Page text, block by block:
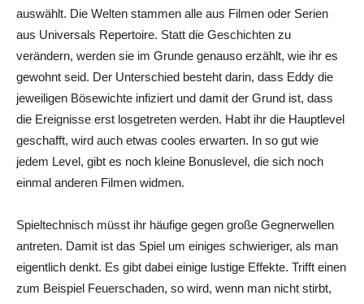
auswählt. Die Welten stammen alle aus Filmen oder Serien
aus Universals Repertoire. Statt die Geschichten zu
verändern, werden sie im Grunde genauso erzählt, wie ihr es
gewohnt seid. Der Unterschied besteht darin, dass Eddy die
jeweiligen Bösewichte infiziert und damit der Grund ist, dass
die Ereignisse erst losgetreten werden. Habt ihr die Hauptlevel
geschafft, wird auch etwas cooles erwarten. In so gut wie
jedem Level, gibt es noch kleine Bonuslevel, die sich noch
einmal anderen Filmen widmen.
Spieltechnisch müsst ihr häufige gegen große Gegnerwellen
antreten. Damit ist das Spiel um einiges schwieriger, als man
eigentlich denkt. Es gibt dabei einige lustige Effekte. Trifft einen
zum Beispiel Feuerschaden, so wird, wenn man nicht stirbt,